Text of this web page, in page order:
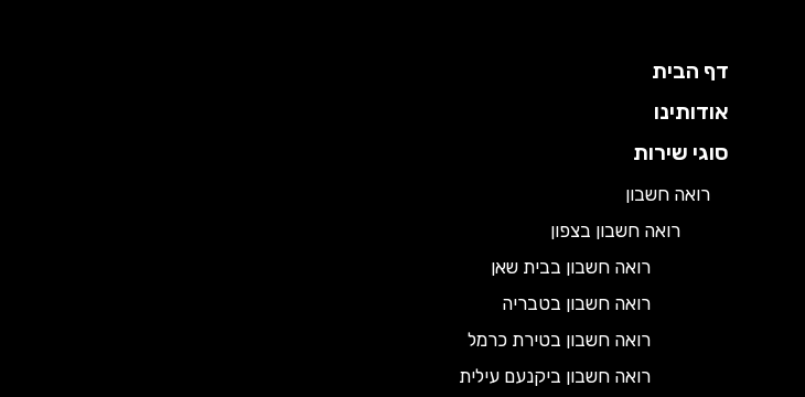
דף הבית
אודותינו
סוגי שירות
רואה חשבון
רואה חשבון בצפון
רואה חשבון בבית שאן
רואה חשבון בטבריה
רואה חשבון בטירת כרמל
רואה חשבון ביקנעם עילית